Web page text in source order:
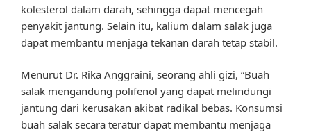
kolesterol dalam darah, sehingga dapat mencegah
penyakit jantung. Selain itu, kalium dalam salak juga
dapat membantu menjaga tekanan darah tetap stabil.
Menurut Dr. Rika Anggraini, seorang ahli gizi, “Buah
salak mengandung polifenol yang dapat melindungi
jantung dari kerusakan akibat radikal bebas. Konsumsi
buah salak secara teratur dapat membantu menjaga